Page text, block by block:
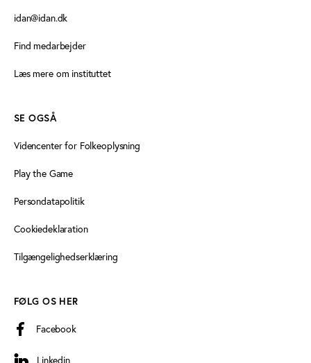
idan@idan.dk
Find medarbejder
Læs mere om instituttet
SE OGSÅ
Videncenter for Folkeoplysning
Play the Game
Persondatapolitik
Cookiedeklaration
Tilgængelighedserklæring
FØLG OS HER
Facebook
Linkedin